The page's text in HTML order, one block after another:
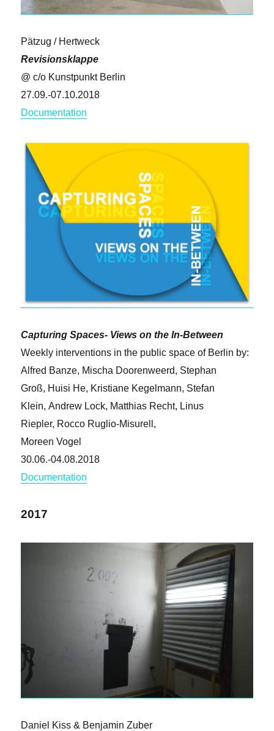
Pätzug / Hertweck
Revisionsklappe
@ c/o Kunstpunkt Berlin
27.09.-07.10.2018
Documentation
Capturing Spaces- Views on the In-Between
Weekly interventions in the public space of Berlin by:
Alfred Banze, Mischa Doorenweerd, Stephan
Groß, Huisi He, Kristiane Kegelmann, Stefan
Klein,Andrew Lock, Matthias Recht, Linus
Riepler, Rocco Ruglio-Misurell,
Moreen Vogel
30.06.-04.08.2018
Documentation
2017
Daniel Kiss & Benjamin Zuber